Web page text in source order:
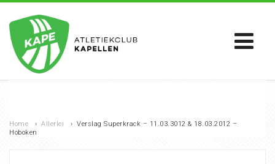
Home › Allerlei › Verslag Superkrack – 11.03.3012 & 18.03.2012 –
Hoboken